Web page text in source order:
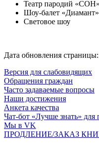
Театр пародий
Шоу-балет
Световое шоу
Дата обновления
Версия для слабовидящих
Обращения граждан
Часто задаваемые вопросы
Наши достижения
Анкета качества
Чат-бот «Лучше знать»
Мы в VK
ПРОДЛЕНИЕ/ЗАКАЗ